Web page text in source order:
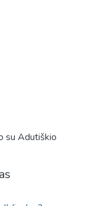
su Adutiškio